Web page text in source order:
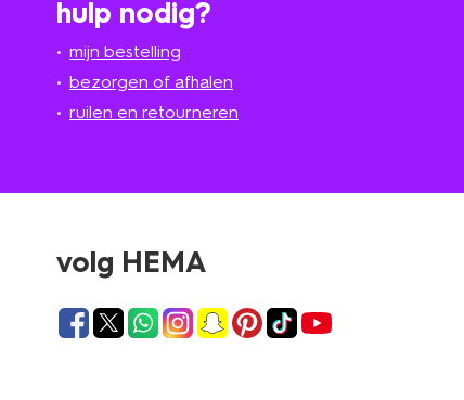
hulp nodig?
mijn bestelling
bezorgen of afhalen
ruilen en retourneren
volg HEMA